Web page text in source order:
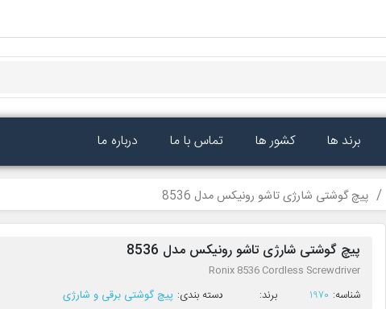
برند ها کشور ها تماس با ما درباره ما
پیچ گوشتی شارژی تاشو رونیکس مدل 8536
پیچ گوشتی شارژی تاشو رونیکس مدل 8536
Ronix 8536 Cordless Screwdriver
ﺷﻨﺎﺳﻪ: 1970 ﺑﺮﻧﺪ: ﺩﺳﺘﻪ ﺑﻨﺪی: پیچ گوشتی برقی و شارژی